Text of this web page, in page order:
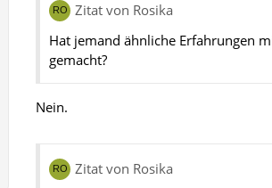
Zitat von Rosika
Hat jemand ähnliche Erfahrungen
gemacht?
Nein.
Zitat von Rosika